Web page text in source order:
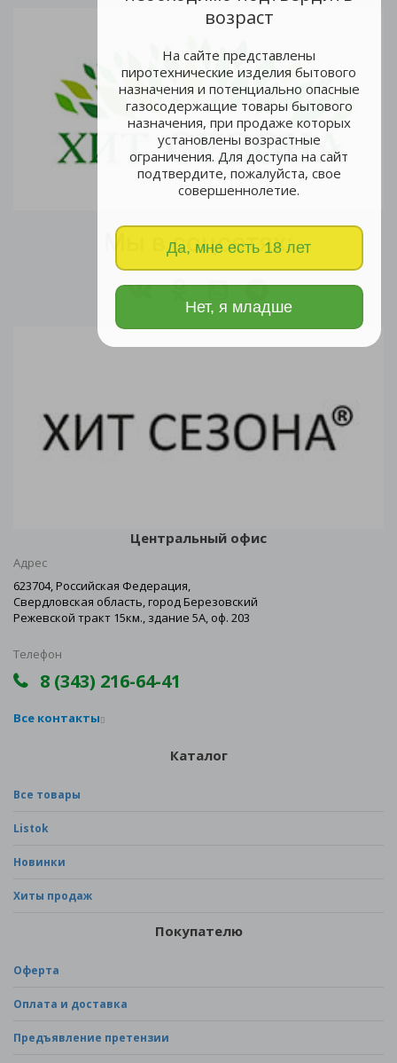
возраст
На сайте представлены
пиротехнические изделия бытового
назначения и потенциально опасные
газосодержащие товары бытового
назначения, при продаже которых
установлены возрастные
ограничения. Для доступа на сайт
подтвердите, пожалуйста, свое
совершеннолетие.
Да, мне есть 18 лет
Нет, я младше
Мы в соцсетях:
Центральный офис
Адрес
623704, Российская Федерация,
Свердловская область, город Березовский
Режевской тракт 15км., здание 5А, оф. 203
Телефон
8 (343) 216-64-41
Все контакты
Каталог
Все товары
Listok
Новинки
Хиты продаж
Покупателю
Оферта
Оплата и доставка
Предъявление претензии